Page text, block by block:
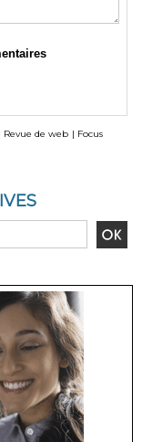
Revue de web | Focus